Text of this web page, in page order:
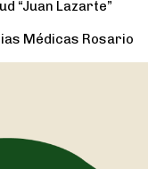
“Juan Lazarte”
Médicas Rosario